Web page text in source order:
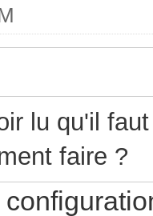
lu qu'il
faire ?